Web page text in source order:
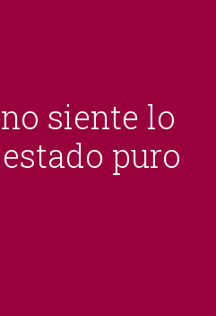
siente lo
puro